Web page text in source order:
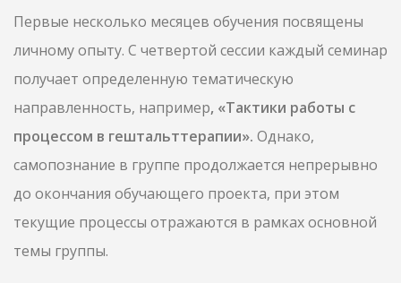
Первые несколько месяцев обучения посвящены
личному опыту. С четвертой сессии каждый семинар
получает определенную тематическую
направленность, например, «Тактики работы с
процессом в гештальттерапии». Однако,
самопознание в группе продолжается непрерывно
до окончания обучающего проекта, при этом
текущие процессы отражаются в рамках основной
темы группы.